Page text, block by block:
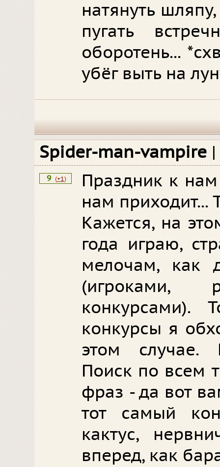
натянуть
пугать
оборотень...
убёг выть на
Spider-man-vampire
9 (+1)
Праздник к
нам приходит...
Кажется, на
года играю,
мелочам, как
конкурсами).
конкурсы я
этом случае.
Поиск по всем
фраз - да вот
тот самый
кактус,
вперед, как